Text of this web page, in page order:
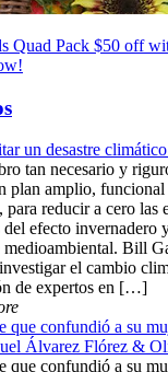
un desastre
tan necesario y
plan amplio, funcional
para reducir a cero las
del efecto invernadero
medioambiental. Bill
el cambio
de expertos en […]
que confundió a su
Álvarez Flórez &
que confundió a su